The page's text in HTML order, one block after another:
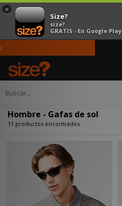
×
Size?
size?
GRATIS - En Google Play
Página principal
Hombre - Gafas de sol
11 productos encontrados